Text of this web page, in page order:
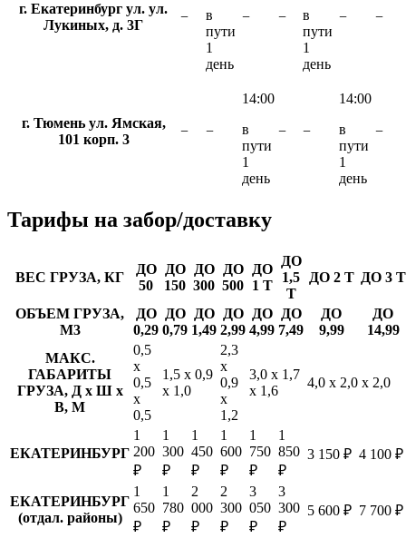
г. Екатеринбург ул. ул.
Лукиных, д. 3Г
−
в
пути
1
день
− −
в
пути
1
день
− −
г. Тюмень ул. Ямская,
101 корп. 3
− −
14:00
в
пути
1
день
− −
14:00
в
пути
1
день
−
Тарифы на забор/доставку
ВЕС ГРУЗА, КГ
ДО
50
ДО
150
ДО
300
ДО
500
ДО
1 Т
ДО
1,5
Т
ДО 2 Т ДО 3 Т
ОБЪЕМ ГРУЗА,
М3
ДО
0,29
ДО
0,79
ДО
1,49
ДО
2,99
ДО
4,99
ДО
7,49
ДО
9,99
ДО
14,99
МАКС.
ГАБАРИТЫ
ГРУЗА, Д х Ш х
В, М
0,5
х
0,5
х
0,5
1,5 х 0,9
х 1,0
2,3
х
0,9
х
1,2
3,0 х 1,7
х 1,6
4,0 х 2,0 х 2,0
ЕКАТЕРИНБУРГ
1
200
₽
1
300
₽
1
450
₽
1
600
₽
1
750
₽
1
850
₽
3 150 ₽ 4 100 ₽
ЕКАТЕРИНБУРГ
(отдал. районы)
1
650
₽
1
780
₽
2
000
₽
2
300
₽
3
050
₽
3
300
₽
5 600 ₽ 7 700 ₽